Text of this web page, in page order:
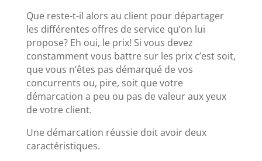
Que reste-t-il alors au client pour départager
les différentes offres de service qu’on lui
propose? Eh oui, le prix! Si vous devez
constamment vous battre sur les prix c’est soit,
que vous n’êtes pas démarqué de vos
concurrents ou, pire, soit que votre
démarcation a peu ou pas de valeur aux yeux
de votre client.
Une démarcation réussie doit avoir deux
caractéristiques.